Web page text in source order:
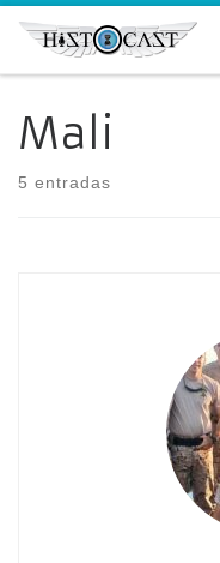
Saltar al contenido
Mali
5 entradas